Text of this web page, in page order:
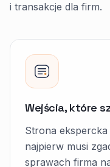
i transakcje dla firm.
Wejścia, które
Strona
najpierw musi
sprawach firma